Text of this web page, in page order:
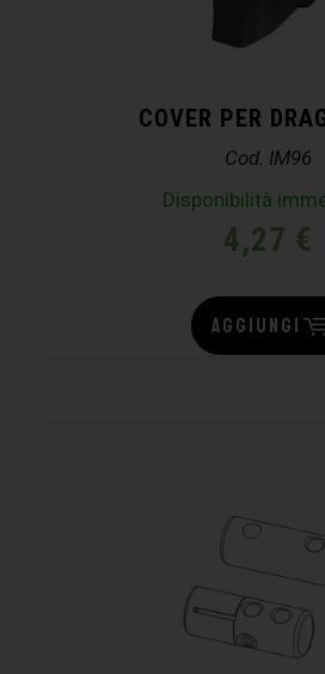
COVER PER
Cod. IM96
Disponibilità
4,27 €
AGGIUNGI